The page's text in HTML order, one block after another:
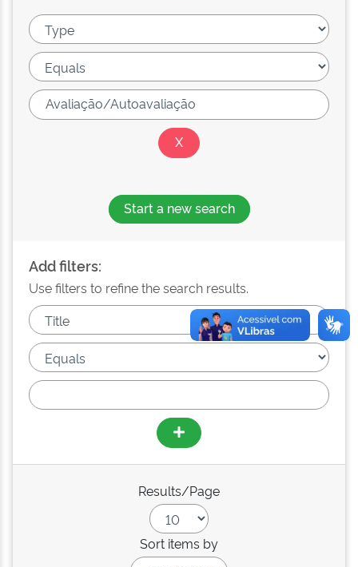
Start a new search
Add filters:
Use filters to refine the search results.
Results/Page
Sort items by